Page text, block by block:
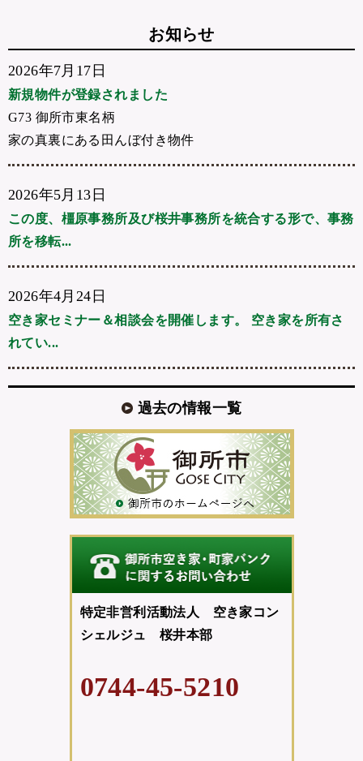
お知らせ
2026年7月17日
新規物件が登録されました
G73 御所市東名柄
家の真裏にある田んぼ付き物件
2026年5月13日
この度、橿原事務所及び桜井事務所を統合する形で、事務
所を移転...
2026年4月24日
空き家セミナー＆相談会を開催します。 空き家を所有さ
れてい...
過去の情報一覧
特定非営利活動法人 空き家コン
シェルジュ 桜井本部
0744-45-5210